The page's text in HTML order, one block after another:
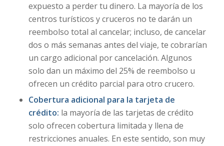
expuesto a perder tu dinero. La mayoría de los
centros turísticos y cruceros no te darán un
reembolso total al cancelar; incluso, de cancelar
dos o más semanas antes del viaje, te cobrarían
un cargo adicional por cancelación. Algunos
solo dan un máximo del 25% de reembolso u
ofrecen un crédito parcial para otro crucero.
Cobertura adicional para la tarjeta de
crédito: la mayoría de las tarjetas de crédito
solo ofrecen cobertura limitada y llena de
restricciones anuales. En este sentido, son muy